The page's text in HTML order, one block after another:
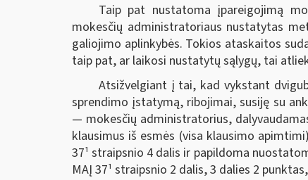
Taip pat nustatoma įpareigojimą
mokesčių administratoriaus nustatytas
galiojimo aplinkybės. Tokios ataskaitos
taip pat, ar laikosi nustatytų sąlygų, tai
Atsižvelgiant į tai, kad vykstant
sprendimo įstatymą, ribojimai, susiję su
— mokesčių administratorius,
klausimus iš esmės (visa klausimo
37¹ straipsnio 4 dalis ir papildoma
MAĮ 37¹ straipsnio 2 dalis, 3 dalies 2